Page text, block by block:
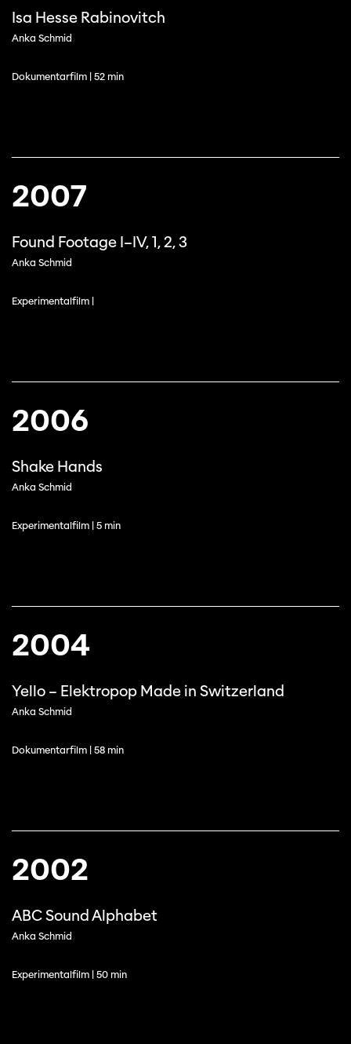
Isa Hesse Rabinovitch
Anka Schmid
Dokumentarfilm | 52 min
2007
Found Footage I–IV, 1, 2, 3
Anka Schmid
Experimentalfilm |
2006
Shake Hands
Anka Schmid
Experimentalfilm | 5 min
2004
Yello – Elektropop Made in Switzerland
Anka Schmid
Dokumentarfilm | 58 min
2002
ABC Sound Alphabet
Anka Schmid
Experimentalfilm | 50 min